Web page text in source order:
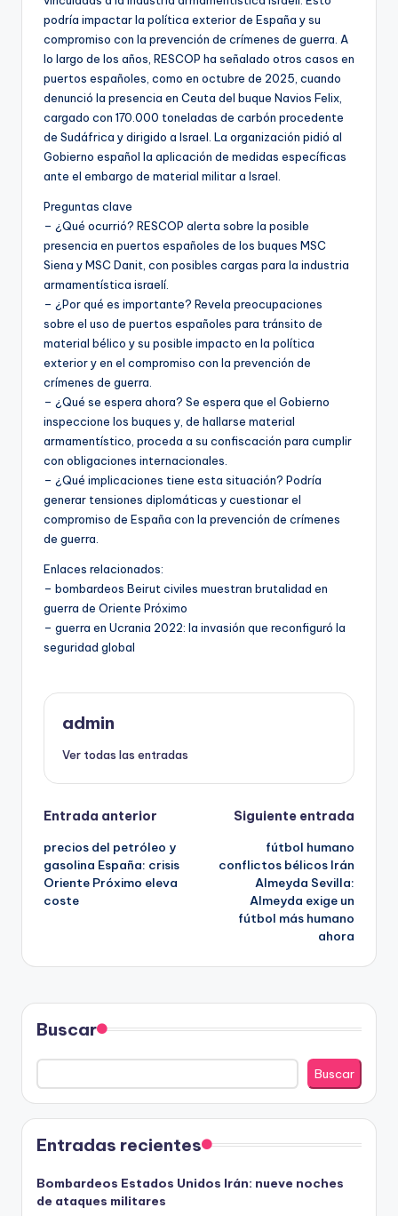
podría impactar la política exterior de España y su
compromiso con la prevención de crímenes de guerra. A
lo largo de los años, RESCOP ha señalado otros casos en
puertos españoles, como en octubre de 2025, cuando
denunció la presencia en Ceuta del buque Navios Felix,
cargado con 170.000 toneladas de carbón procedente
de Sudáfrica y dirigido a Israel. La organización pidió al
Gobierno español la aplicación de medidas específicas
ante el embargo de material militar a Israel.
Preguntas clave
– ¿Qué ocurrió? RESCOP alerta sobre la posible
presencia en puertos españoles de los buques MSC
Siena y MSC Danit, con posibles cargas para la industria
armamentística israelí.
– ¿Por qué es importante? Revela preocupaciones
sobre el uso de puertos españoles para tránsito de
material bélico y su posible impacto en la política
exterior y en el compromiso con la prevención de
crímenes de guerra.
– ¿Qué se espera ahora? Se espera que el Gobierno
inspeccione los buques y, de hallarse material
armamentístico, proceda a su confiscación para cumplir
con obligaciones internacionales.
– ¿Qué implicaciones tiene esta situación? Podría
generar tensiones diplomáticas y cuestionar el
compromiso de España con la prevención de crímenes
de guerra.
Enlaces relacionados:
– bombardeos Beirut civiles muestran brutalidad en
guerra de Oriente Próximo
– guerra en Ucrania 2022: la invasión que reconfiguró la
seguridad global
admin
Ver todas las entradas
Navegación
de
entradas
Entrada anterior
precios del petróleo y
gasolina España: crisis
Oriente Próximo eleva
coste
Siguiente entrada
fútbol humano
conflictos bélicos Irán
Almeyda Sevilla:
Almeyda exige un
fútbol más humano
ahora
Buscar
Buscar
Entradas recientes
Bombardeos Estados Unidos Irán: nueve noches
de ataques militares